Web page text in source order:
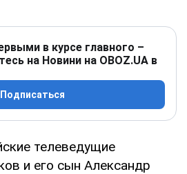
в курсе главного –
на Новини на OBOZ.UA в
Подписаться
телеведущие
и его сын Александр